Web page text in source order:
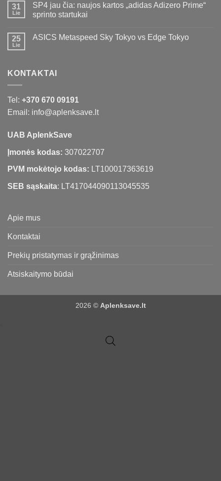
31
Lie
SP4 jau čia: naujos kartos „adidas Adizero Prime“
sprinto startukai
25
Lie
ASICS Metaspeed Sky Tokyo vs Edge Tokyo
KONTAKTAI
Tel: +370 670 09191
Email: info@aplenksave.lt
UAB AplenkSave
Įmonės kodas: 307022707
PVM mokėtojo kodas: LT100017363619
SEB sąskaita: LT417044090113045535
Apie mus
Kontaktai
Prekių pristatymas ir grąžinimas
Atsiskaitymo būdai
2026 © Aplenksave.lt